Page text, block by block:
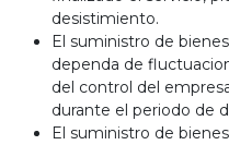
desistimiento.
El suministro de
dependa de
del control del
durante el periodo de
El suministro de